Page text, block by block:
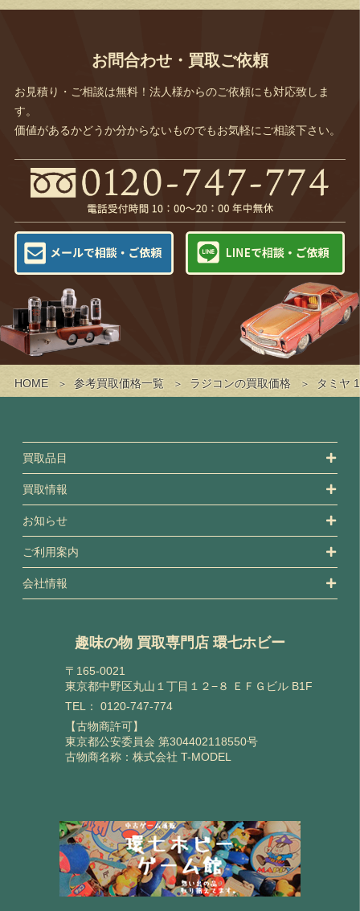
HOME 参考買取価格一覧 ラジコンの買取価格 タミヤ
お問合わせ・買取ご依頼
お見積り・ご相談は無料！法人様からのご依頼にも対応致しま
す。
価値があるかどうか分からないものでもお気軽にご相談下さい。
買取品目
買取情報
お知らせ
ご利用案内
会社情報
趣味の物 買取専門店 環七ホビー
〒165-0021
東京都中野区丸山１丁目１２−８ ＥＦＧビル B1F
TEL： 0120-747-774
【古物商許可】
東京都公安委員会 第304402118550号
古物商名称：株式会社 T-MODEL